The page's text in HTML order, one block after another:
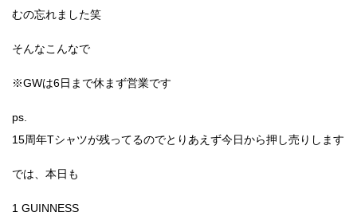
むの忘れました笑
そんなこんなで
※GWは6日まで休まず営業です
ps.
15周年Tシャツが残ってるのでとりあえず今日から押し売りします
では、本日も
1 GUINNESS